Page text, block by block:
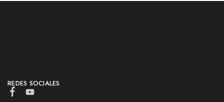
REDES SOCIALES